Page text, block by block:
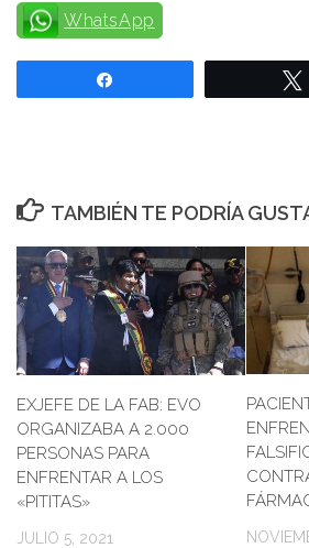
WhatsApp
TAMBIÉN TE PODRÍA
EXJEFE DE LA FAB: EVO
ORGANIZABA A 2.000
PERSONAS PARA
ENFRENTAR A LOS
«PITITAS»
JULIO 5, 2021